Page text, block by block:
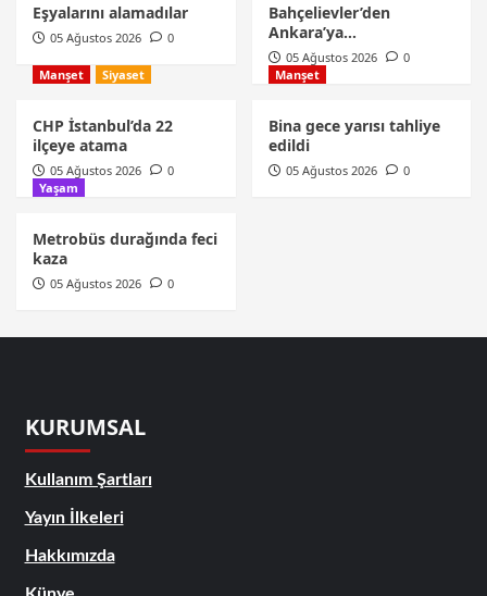
Eşyalarını alamadılar
05 Ağustos 2026 0
Bahçelievler’den
Ankara’ya…
05 Ağustos 2026
0
Manşet
Siyaset
CHP İstanbul’da 22
ilçeye atama
05 Ağustos 2026 0
Manşet
Bina gece yarısı tahliye
edildi
05 Ağustos 2026
0
Yaşam
Metrobüs durağında feci
kaza
05 Ağustos 2026 0
KURUMSAL
Kullanım Şartları
Yayın İlkeleri
Hakkımızda